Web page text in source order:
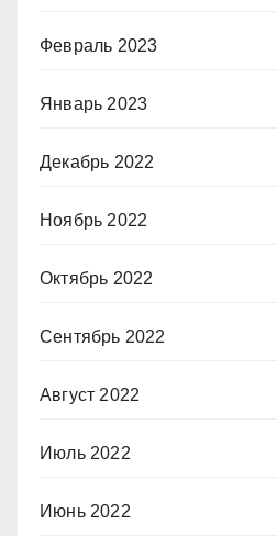
Февраль 2023
Январь 2023
Декабрь 2022
Ноябрь 2022
Октябрь 2022
Сентябрь 2022
Август 2022
Июль 2022
Июнь 2022